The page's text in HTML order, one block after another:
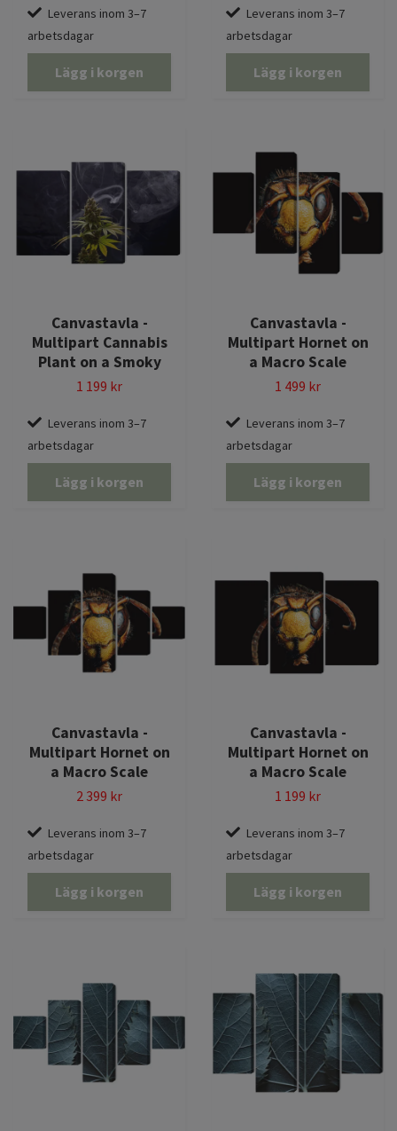
Leverans inom 3–7
arbetsdagar
Lägg i korgen
Leverans inom 3–7
arbetsdagar
Lägg i korgen
Canvastavla -
Multipart Cannabis
Plant on a Smoky
1 199 kr
Leverans inom 3–7
arbetsdagar
Lägg i korgen
Canvastavla -
Multipart Hornet on
a Macro Scale
1 499 kr
Leverans inom 3–7
arbetsdagar
Lägg i korgen
Canvastavla -
Multipart Hornet on
a Macro Scale
2 399 kr
Leverans inom 3–7
arbetsdagar
Lägg i korgen
Canvastavla -
Multipart Hornet on
a Macro Scale
1 199 kr
Leverans inom 3–7
arbetsdagar
Lägg i korgen